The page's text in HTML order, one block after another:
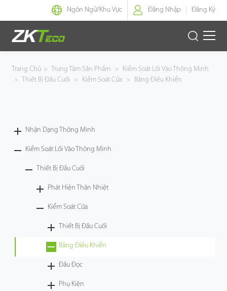
Ngôn Ngữ/Khu Vực Đăng Nhập Đăng Ký
Nhận Dạng Thông Minh
Armatura
Trang Chủ > Trung Tâm Sản Phẩm >
Kiểm Soát Lối Vào Thông Minh
>
Thiết Bị Đầu Cuối > Kiểm Soát Cửa > Bảng Điều Khiển
Nhận Dạng Thông Minh
Kiểm Soát Lối Vào Thông Minh
Thiết Bị Đầu Cuối
Phát Hiện Thân Nhiệt
Kiểm Soát Cửa
Thiết Bị Đầu Cuối
Bảng Điều Khiển
Đầu Đọc
Phụ Kiện